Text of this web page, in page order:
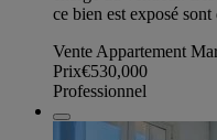
ce bien est exposé
Vente Appartement
Prix€530,000
Professionnel